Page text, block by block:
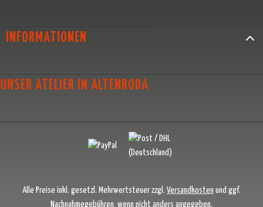
INFORMATIONEN
UNSER ATELIER IN ALTENRODA
Alle Preise inkl. gesetzl. Mehrwertsteuer zzgl. Versandkosten und ggf.
Nachnahmegebühren, wenn nicht anders angegeben.